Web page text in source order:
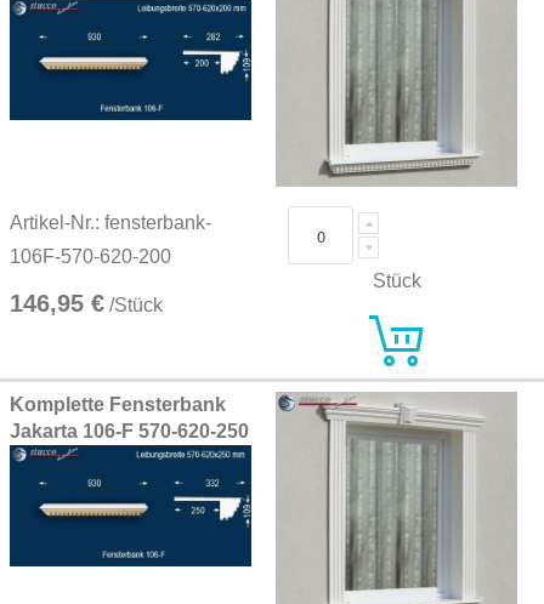
Artikel-Nr.: fensterbank-
106F-570-620-200
146,95 € /Stück
Stück
Komplette Fensterbank
Jakarta 106-F 570-620-250